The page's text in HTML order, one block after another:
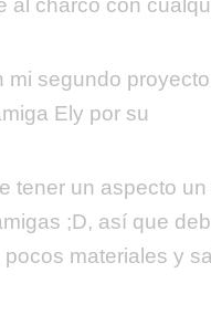
al charco con
mi segundo
Ely por su
tener un aspecto un
;D, así que
materiales y